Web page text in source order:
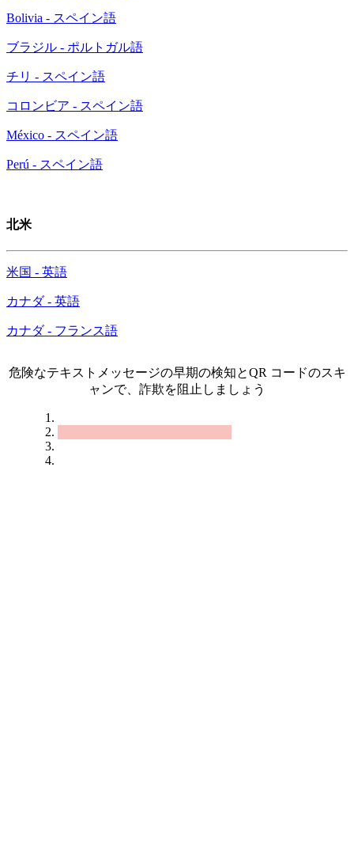
Bolivia - スペイン語
ブラジル - ポルトガル語
チリ - スペイン語
コロンビア - スペイン語
México - スペイン語
Perú - スペイン語
北米
米国 - 英語
カナダ - 英語
カナダ - フランス語
危険なテキストメッセージの早期の検知とQR コードのスキ
ャンで、詐欺を阻止しましょう